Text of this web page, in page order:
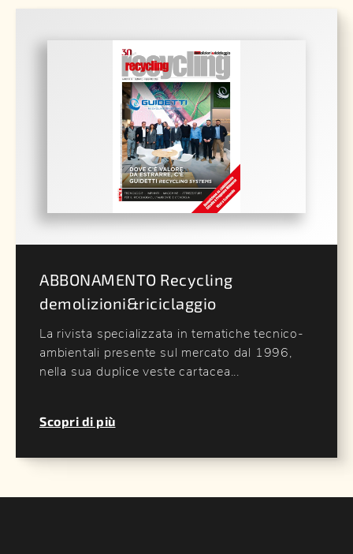
ABBONAMENTO Recycling
demolizioni&riciclaggio
La rivista specializzata in tematiche tecnico-
ambientali presente sul mercato dal 1996,
nella sua duplice veste cartacea...
Scopri di più